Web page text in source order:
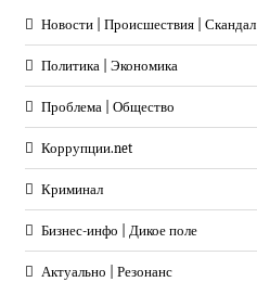
Новости | Происшествия | Скандал
Политика | Экономика
Проблема | Общество
Коррупции.net
Криминал
Бизнес-инфо | Дикое поле
Актуально | Резонанс